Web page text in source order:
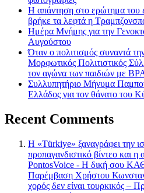
Η απάντηση στο ερώτημα του
βρήκε τα λεφτά η
Ημέρα Μνήμης για την
Αυγούστου
Όταν ο πολιτισμός συναντά
Μορφωτικός Πολιτιστικός
τον αγώνα των παιδιών με
Συλλυπητήριο Μήνυμα
Ελλάδος για τον θάνατο του
Recent Comments
Η «Türkiye» ξαναγράφει την
προπαγανδιστικό βίντεο και
PontosVoice - H δική σου
Παρέμβαση Χρήστου
χορός δεν είναι τουρκικός –